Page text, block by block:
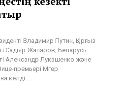
Владимир Путин, Қырғыз
Садыр Жапаров, Беларусь
Александр Лукашенко және
премьері Мгер
келді.…